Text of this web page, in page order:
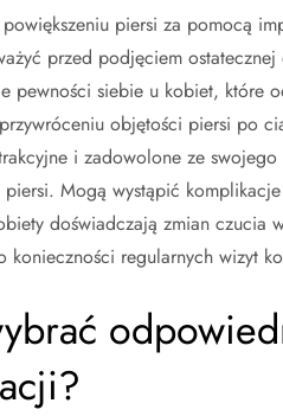
piersi za pomocą
przed podjęciem
pewności siebie u kobiet, które
objętości piersi po
i zadowolone ze
Mogą wystąpić
doświadczają zmian
konieczności regularnych wizyt